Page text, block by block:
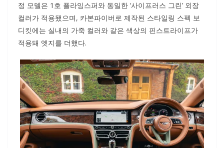
정 모델은 1호 플라잉스퍼와 동일한 ‘사이프러스 그린’ 외장
컬러가 적용됐으며, 카본파이버로 제작된 스타일링 스펙 보
디킷에는 실내의 가죽 컬러와 같은 색상의 핀스트라이프가
적용돼 엣지를 더했다.